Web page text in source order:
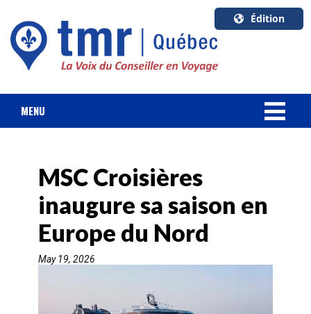
Édition
U.S.A.
English
Canada
MENU
FORFAIT VACANCES
CROISIÈRES
HOTELS & RESORTS
MSC Croisières
inaugure sa saison en
Europe du Nord
May 19, 2026